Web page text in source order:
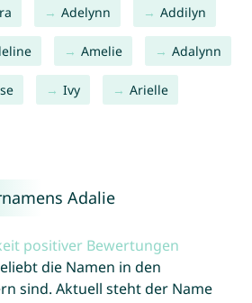
Adelynn Addilyn
Amelie Adalynn
Ivy Arielle
Adalie
positiver Bewertungen
die Namen in den
sind. Aktuell steht der Name